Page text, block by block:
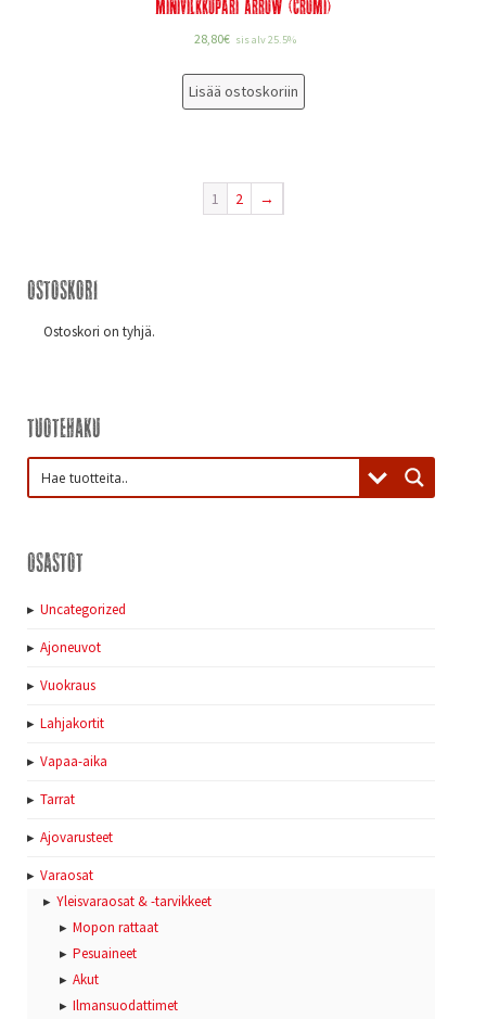
28,80€ sis alv 25.5%
Lisää ostoskoriin
1 2 →
Ostoskori
Ostoskori on tyhjä.
Tuotehaku
Osastot
Uncategorized
Ajoneuvot
Vuokraus
Lahjakortit
Vapaa-aika
Tarrat
Ajovarusteet
Varaosat
Yleisvaraosat & -tarvikkeet
Mopon rattaat
Pesuaineet
Akut
Ilmansuodattimet